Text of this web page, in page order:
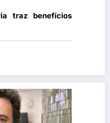
traz benefícios